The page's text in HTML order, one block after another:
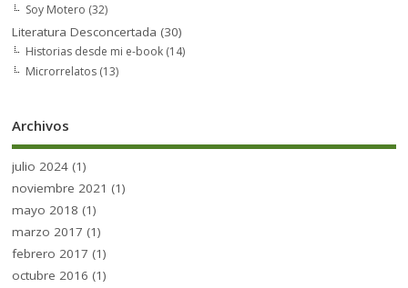
Soy Motero (32)
Literatura Desconcertada (30)
Historias desde mi e-book (14)
Microrrelatos (13)
Archivos
julio 2024 (1)
noviembre 2021 (1)
mayo 2018 (1)
marzo 2017 (1)
febrero 2017 (1)
octubre 2016 (1)